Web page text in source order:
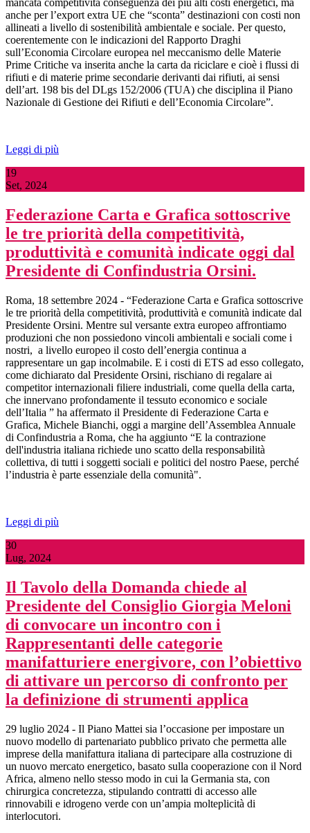
mancata competitività conseguenza dei più alti costi energetici, ma
anche per l’export extra UE che “sconta” destinazioni con costi non
allineati a livello di sostenibilità ambientale e sociale. Per questo,
coerentemente con le indicazioni del Rapporto Draghi
sull’Economia Circolare europea nel meccanismo delle Materie
Prime Critiche va inserita anche la carta da riciclare e cioè i flussi di
rifiuti e di materie prime secondarie derivanti dai rifiuti, ai sensi
dell’art. 198 bis del DLgs 152/2006 (TUA) che disciplina il Piano
Nazionale di Gestione dei Rifiuti e dell’Economia Circolare”.
Leggi di più
19
Set, 2024
Federazione Carta e Grafica sottoscrive
le tre priorità della competitività,
produttività e comunità indicate oggi dal
Presidente di Confindustria Orsini.
Roma, 18 settembre 2024 - “Federazione Carta e Grafica sottoscrive
le tre priorità della competitività, produttività e comunità indicate dal
Presidente Orsini. Mentre sul versante extra europeo affrontiamo
produzioni che non possiedono vincoli ambientali e sociali come i
nostri, a livello europeo il costo dell’energia continua a
rappresentare un gap incolmabile. E i costi di ETS ad esso collegato,
come dichiarato dal Presidente Orsini, rischiano di regalare ai
competitor internazionali filiere industriali, come quella della carta,
che innervano profondamente il tessuto economico e sociale
dell’Italia ” ha affermato il Presidente di Federazione Carta e
Grafica, Michele Bianchi, oggi a margine dell’Assemblea Annuale
di Confindustria a Roma, che ha aggiunto “E la contrazione
dell'industria italiana richiede uno scatto della responsabilità
collettiva, di tutti i soggetti sociali e politici del nostro Paese, perché
l’industria è parte essenziale della comunità".
Leggi di più
30
Lug, 2024
Il Tavolo della Domanda chiede al
Presidente del Consiglio Giorgia Meloni
di convocare un incontro con i
Rappresentanti delle categorie
manifatturiere energivore, con l’obiettivo
di attivare un percorso di confronto per
la definizione di strumenti applica
29 luglio 2024 - Il Piano Mattei sia l’occasione per impostare un
nuovo modello di partenariato pubblico privato che permetta alle
imprese della manifattura italiana di partecipare alla costruzione di
un nuovo mercato energetico, basato sulla cooperazione con il Nord
Africa, almeno nello stesso modo in cui la Germania sta, con
chirurgica concretezza, stipulando contratti di accesso alle
rinnovabili e idrogeno verde con un’ampia molteplicità di
interlocutori.